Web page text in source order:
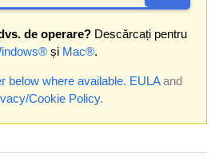
de operare?Descărcați pentru
și Mac®.
below where available. EULAand
Cookie Policy.